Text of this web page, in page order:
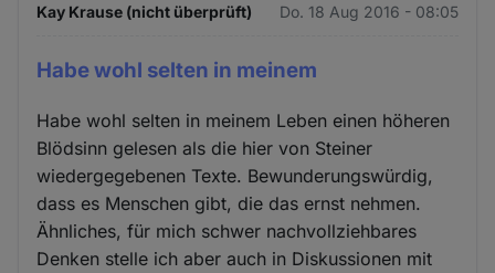
Kay Krause (nicht überprüft) Do. 18 Aug 2016 - 08:05
Habe wohl selten in meinem
Habe wohl selten in meinem Leben einen höheren
Blödsinn gelesen als die hier von Steiner
wiedergegebenen Texte. Bewunderungswürdig,
dass es Menschen gibt, die das ernst nehmen.
Ähnliches, für mich schwer nachvollziehbares
Denken stelle ich aber auch in Diskussionen mit